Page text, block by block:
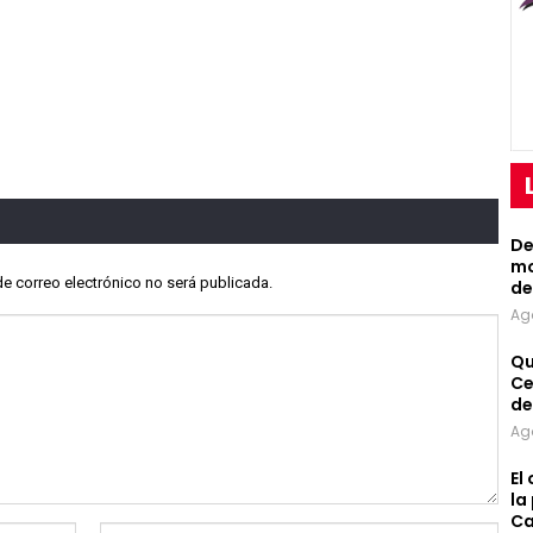
correo electrónico no será publicada.
El
la